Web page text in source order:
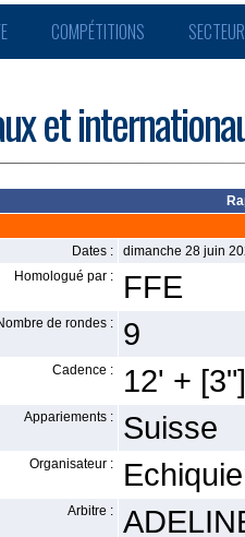
COMPÉTITIONS
et
Dates :
dimanche 28 juin
Homologué par :
FFE
de rondes : 9
Cadence : 12' + [3"]
Appariements : Suisse
Organisateur :
Arbitre :